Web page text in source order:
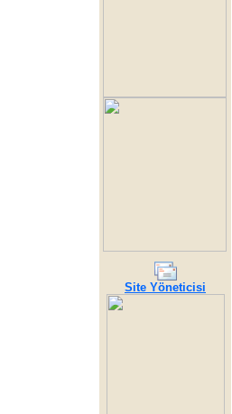
Site Yöneticisi